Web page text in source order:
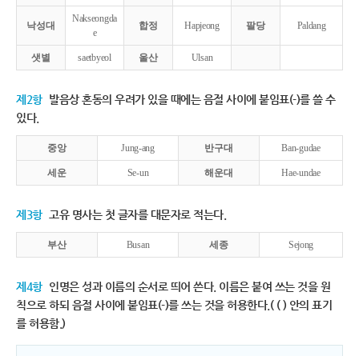
낙성대
Nakseongda
e
합정 Hapjeong 팔당 Paldang
샛별 saetbyeol 울산 Ulsan
제2항 발음상 혼동의 우려가 있을 때에는 음절 사이에 붙임표(-)를 쓸 수
있다.
중앙 Jung-ang 반구대 Ban-gudae
세운 Se-un 해운대 Hae-undae
제3항 고유 명사는 첫 글자를 대문자로 적는다.
부산 Busan 세종 Sejong
제4항 인명은 성과 이름의 순서로 띄어 쓴다. 이름은 붙여 쓰는 것을 원
칙으로 하되 음절 사이에 붙임표(-)를 쓰는 것을 허용한다.( ( ) 안의 표기
를 허용함.)